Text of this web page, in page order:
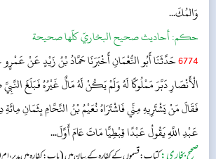
وَالمُكَ...
حکم:أحاديث صحيح البخاريّ كلّها صحيحة
6774حَدَّثَنَا أَبُو النُّعْمَانِ أَخْبَرَنَا حَمَّادُ بْنُ زَيْدٍ عَنْ
الْأَنْصَارِ دَبَّرَ مَمْلُوكًا لَهُ وَلَمْ يَكُنْ لَهُ مَالٌ غَيْرُهُ فَبَلَغَ
فَقَالَ مَنْ يَشْتَرِيهِ مِنِّي فَاشْتَرَاهُ نُعَيْمُ بْنُ النَّحَّامِ بِثَمَانِ
عَبْدِ اللَّهِ يَقُولُ عَبْدًا قِبْطِيًّا مَاتَ عَامَ أَوَّلَ...